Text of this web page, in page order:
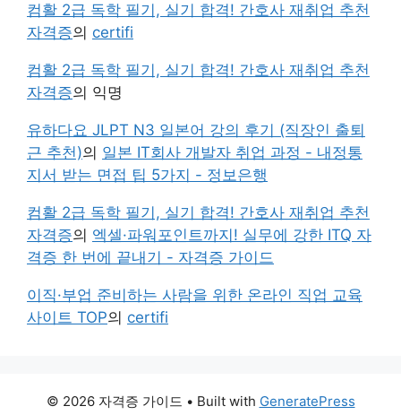
컴활 2급 독학 필기, 실기 합격! 간호사 재취업 추천
자격증의 certifi
컴활 2급 독학 필기, 실기 합격! 간호사 재취업 추천
자격증의 익명
유하다요 JLPT N3 일본어 강의 후기 (직장인 출퇴
근 추천)의 일본 IT회사 개발자 취업 과정 - 내정통
지서 받는 면접 팁 5가지 - 정보은행
컴활 2급 독학 필기, 실기 합격! 간호사 재취업 추천
자격증의 엑셀·파워포인트까지! 실무에 강한 ITQ 자
격증 한 번에 끝내기 - 자격증 가이드
이직·부업 준비하는 사람을 위한 온라인 직업 교육
사이트 TOP의 certifi
© 2026 자격증 가이드 • Built with GeneratePress